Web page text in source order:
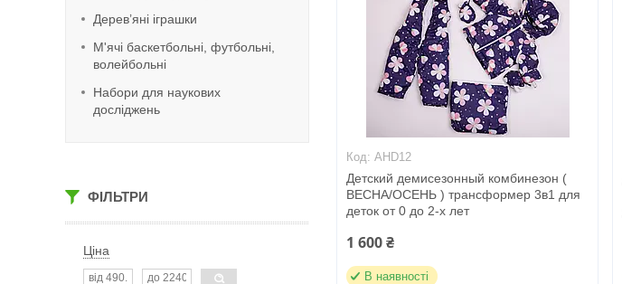
Дерев’яні іграшки
М'ячі баскетбольні, футбольні,
волейбольні
Набори для наукових
досліджень
ФІЛЬТРИ
Ціна
AHD12
Детский демисезонный комбинезон (
ВЕСНА/ОСЕНЬ ) трансформер 3в1 для
деток от 0 до 2-х лет
1 600 ₴
В наявності